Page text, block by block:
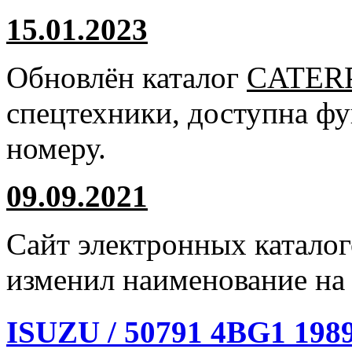
15.01.2023
Обновлён каталог
спецтехники, доступна
номеру.
09.09.2021
Сайт электронных
изменил наименование на
ISUZU / 50791 4BG1